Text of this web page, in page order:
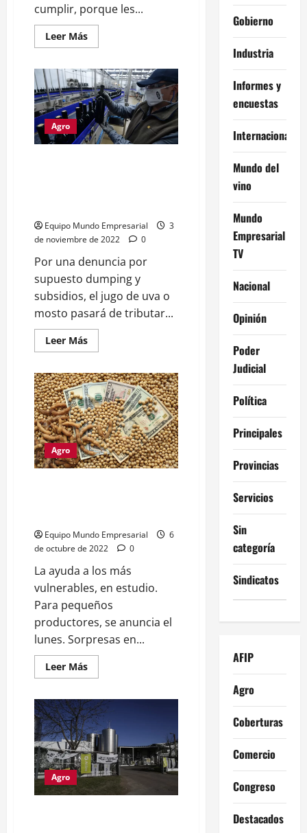
cumplir, porque les...
Leer MásLeer
más
Pensando
en
la
liquidación,
el
Gobierno
lanzará
un
Agro
Equipo Mundo Empresarial
3
de noviembre de 2022
0
Por una denuncia por
supuesto dumping y
subsidios, el jugo de uva o
mosto pasará de tributar...
Leer MásLeer
más
Dura
sanción
de
EEUU
a
un
sector
de
producción
argentino:
aranceles
a
casi
Agro
Equipo Mundo Empresarial
6
de octubre de 2022
0
La ayuda a los más
vulnerables, en estudio.
Para pequeños
productores, se anuncia el
lunes. Sorpresas en...
Leer MásLeer
más
Dólar
soja:
Hubo
sorpresas
entre
los
beneficiarios
con
el
tipo
Agro
Gobierno
Industria
Informes y
encuestas
Internacional
Mundo del
vino
Mundo
Empresarial
TV
Nacional
Opinión
Poder
Judicial
Política
Principales
Provincias
Servicios
Sin
categoría
Sindicatos
AFIP
Agro
Coberturas
Comercio
Congreso
Destacados